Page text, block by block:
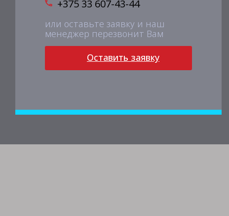
+375 33 607-43-44
или оставьте заявку и наш
менеджер перезвонит Вам
Оставить заявку